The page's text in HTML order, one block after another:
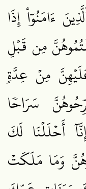
ءَامَنُوٓاْ إِذَا
مِن قَبۡلِ
مِنۡ عِدَّةٖ
سَرَاحٗا
أَحۡلَلۡنَا لَكَ
وَمَا مَلَكَتۡ